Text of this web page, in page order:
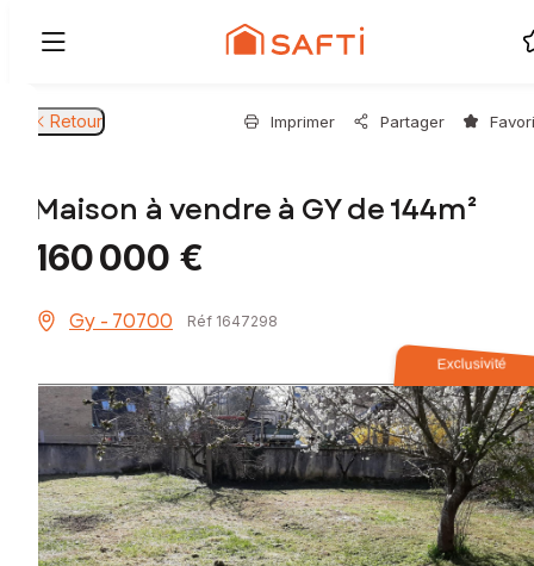
Retour Imprimer Partager
Maison à vendre à GY de 144m²
160 000 €
Gy - 70700 Réf 1647298
Exclusivité